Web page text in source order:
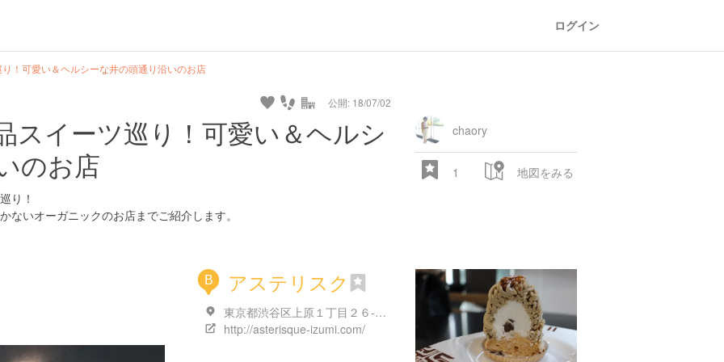
ログイン
！可愛い＆ヘルシーな井の頭通り沿いのお店
公開: 18/07/02
スイーツ巡り！可愛い＆ヘルシ
のお店
り！
いオーガニックのお店までご紹介します。
chaory
1 地図をみる
B アステリスク
東京都渋谷区上原１丁目２６-１６ ＴＴＳビル １階
http://asterisque-izumi.com/